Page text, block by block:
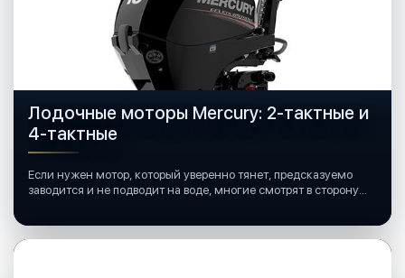
Лодочные моторы Mercury: 2-тактные и
4-тактные
Если нужен мотор, который уверенно тянет, предсказуемо
заводится и не подводит на воде, многие смотрят в сторону